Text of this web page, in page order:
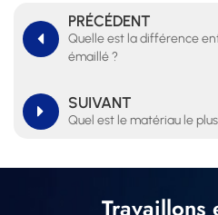
PRÉCÉDENT
Quelle est la différence
émaillé ?
SUIVANT
Quel est le matériau le
Travaillons